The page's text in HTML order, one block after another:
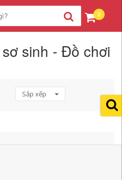
0
sinh - Đồ chơi
Sắp xếp